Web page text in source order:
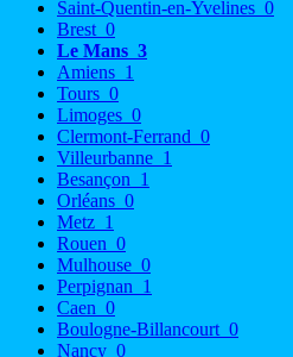
Saint-Quentin-en-Yvelines 0
Brest 0
Le Mans 3
Amiens 1
Tours 0
Limoges 0
Clermont-Ferrand 0
Villeurbanne 1
Besançon 1
Orléans 0
Metz 1
Rouen 0
Mulhouse 0
Perpignan 1
Caen 0
Boulogne-Billancourt 0
Nancy 0